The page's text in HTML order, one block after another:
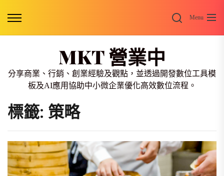
SearchMenu
MKT 營業中
分享商業、行銷、創業經驗及觀點，並透過開發數位工具模
板及AI應用協助中小微企業優化高效數位流程。
標籤: 策略